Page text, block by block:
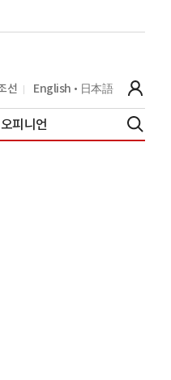
선 English 日本語
오피니언